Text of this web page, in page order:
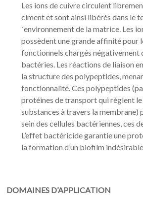
Les ions de cuivre circulent
ciment et sont ainsi libérés dans le
´environnement de la matrice. Les
possèdent une grande affinité pour
fonctionnels chargés négativement
bactéries. Les réactions de liaison
la structure des polypeptides,
fonctionnalité. Ces polypeptides
protéines de transport qui règlent
substances à travers la membrane)
sein des cellules bactériennes, ces
L’effet bactéricide garantie une
la formation d’un biofilm
DOMAINES D’APPLICATION